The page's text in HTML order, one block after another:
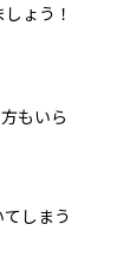
ょう！
もいら
しまう